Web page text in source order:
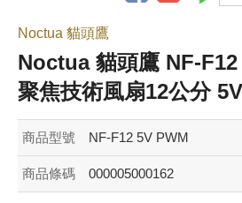
Noctua 貓頭鷹
Noctua 貓頭鷹 NF-
聚焦技術風扇12公分
商品型號 NF-F12 5V PWM
商品條碼 000005000162